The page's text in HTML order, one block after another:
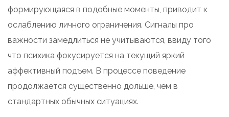
формирующаяся в подобные моменты, приводит к
ослаблению личного ограничения. Сигналы про
важности замедлиться не учитываются, ввиду того
что психика фокусируется на текущий яркий
аффективный подъем. В процессе поведение
продолжается существенно дольше, чем в
стандартных обычных ситуациях.